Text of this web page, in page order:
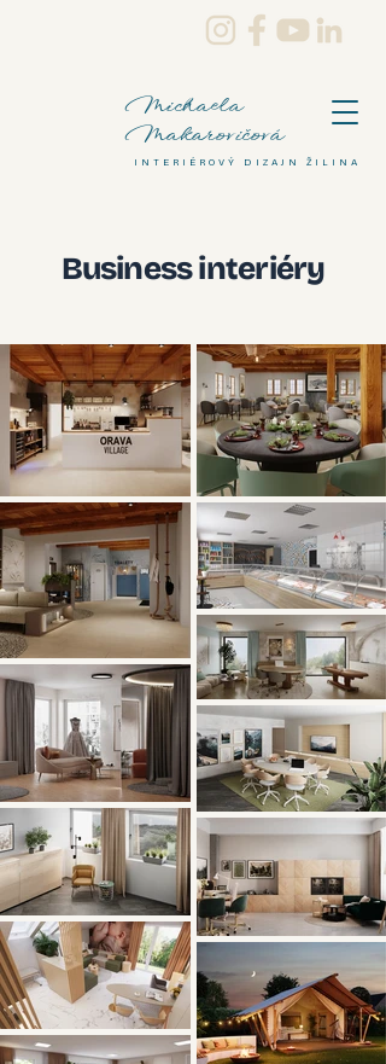
Michaela
Makarovičová
INTERIÉROVÝ DIZAJN ŽILINA
Business interiéry